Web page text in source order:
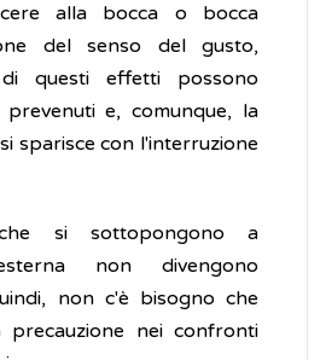
alla bocca o bocca
del senso del gusto,
questi effetti possono
e, comunque, la
sparisce con l'interruzione
si sottopongono a
non divengono
non c'è bisogno che
precauzione nei confronti